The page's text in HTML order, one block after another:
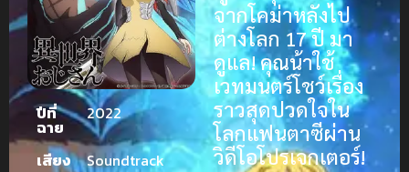
ปีที่
ฉาย
2022
เสียง
Soundtrack
จากโคม่าหลังไป
ต่างโลก 17 ปี มา
ดูแล! คุณน้าใช้
เวทมนตร์โชว์เรื่อง
ราวสุดปวดใจใน
โลกแฟนตาซีผ่าน
วิดีโอโปรเจกเตอร์!